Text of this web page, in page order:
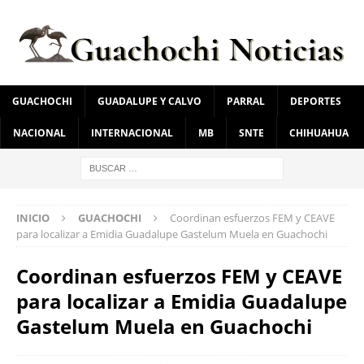
GUACHOCHI GUADALUPE Y CALVO PARRAL DEPORTES
NACIONAL INTERNACIONAL MB SNTE CHIHUAHUA
INICIO GUACHOCHI
Coordinan esfuerzos FEM y CEAVE
para localizar a Emidia Guadalupe Gastelum Muela en Guachochi
Coordinan esfuerzos FEM y CEAVE
para localizar a Emidia Guadalupe
Gastelum Muela en Guachochi